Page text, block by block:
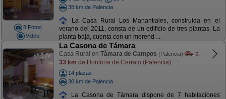
8 Fotos
Video
38 km de Palencia
La Casa Rural Los Manantiales, construida en el
verano del 2011, consta de un edificio de tres plantas. La
planta baja, cuenta con un merend ...
La Casona de Támara
Casa Rural en Támara de Campos (Palencia)
a
33 km de Hontoria de Cerrato (Palencia)
14 plazas
30 km de Palencia
La Casona de Támara dispone de 7 habitaciones